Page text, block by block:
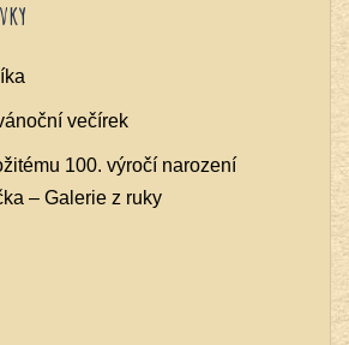
večírek
100. výročí narození
– Galerie z ruky